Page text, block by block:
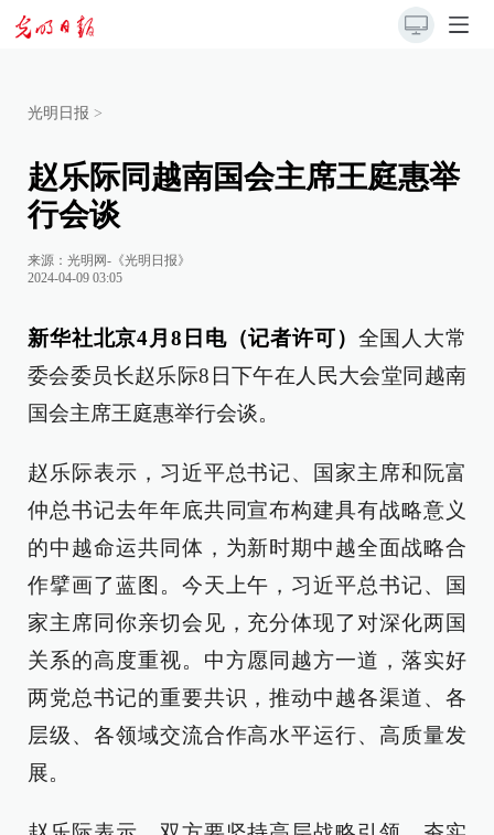
光明日报 >
赵乐际同越南国会主席王庭惠举
行会谈
来源： 光明网-《光明日报》
2024-04-09 03:05
新华社北京4月8日电（记者许可） 全国人大常
委会委员长赵乐际8日下午在人民大会堂同越南
国会主席王庭惠举行会谈。
赵乐际表示，习近平总书记、国家主席和阮富
仲总书记去年年底共同宣布构建具有战略意义
的中越命运共同体，为新时期中越全面战略合
作擘画了蓝图。今天上午，习近平总书记、国
家主席同你亲切会见，充分体现了对深化两国
关系的高度重视。中方愿同越方一道，落实好
两党总书记的重要共识，推动中越各渠道、各
层级、各领域交流合作高水平运行、高质量发
展。